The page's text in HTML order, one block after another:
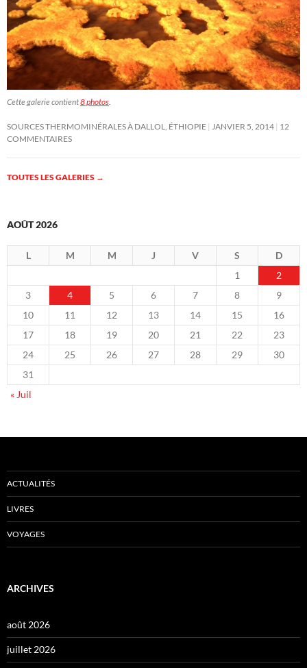
Cette galerie contient8 photos
SOURCES THERMOMINÉRALES À DALLOL, ÉTHIOPIE JANVIER 5, 2014 12
COMMENTAIRES
TOUTES LES GALERIES →
AOÛT 2026
L M M J V S
D
1
2
3
4 5 6 7 8
9
10
11 12 13 14 15
16
17
18 19 20 21 22
23
24
25 26 27 28 29
30
31
« Juil
ACTUALITÉS
LIVRES
VOYAGES
ARCHIVES
août 2026
juillet 2026